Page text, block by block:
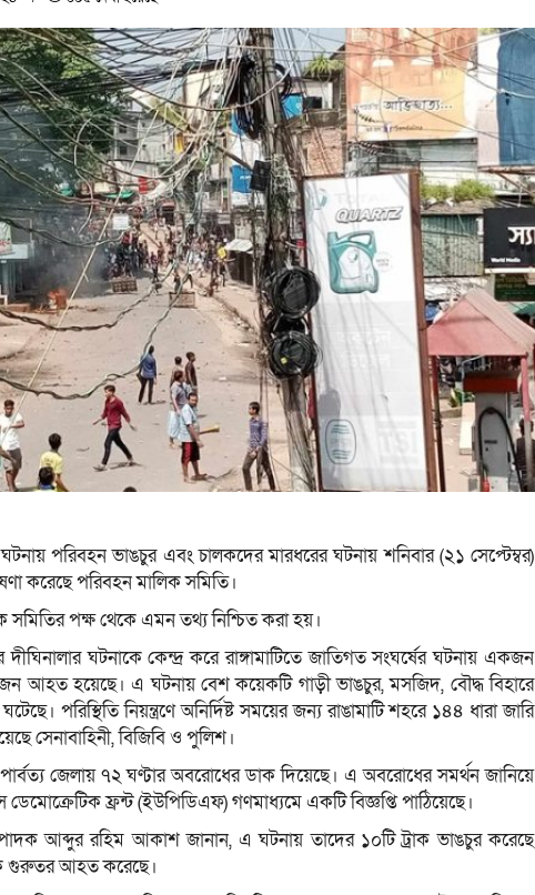
ঘটনায় পরিবহন ভাঙচুর এবং চালকদের মারধরের ঘটনায় শনিবার (২১ সেপ্টেম্বর)
করেছে পরিবহন মালিক সমিতি।
সমিতির পক্ষ থেকে এমন তথ্য নিশ্চিত করা হয়।
ঘটনাকে কেন্দ্র করে রাঙ্গামাটিতে জাতিগত সংঘর্ষের ঘটনায় একজন
আহত হয়েছে। এ ঘটনায় বেশ কয়েকটি গাড়ী ভাঙচুর, মসজিদ, বৌদ্ধ বিহারে
পরিস্থিতি নিয়ন্ত্রণে অনির্দিষ্ট সময়ের জন্য রাঙামাটি শহরে ১৪৪ ধারা জারি
সেনাবাহিনী, বিজিবি ও পুলিশ।
জেলায় ৭২ ঘণ্টার অবরোধের ডাক দিয়েছে। এ অবরোধের সমর্থন জানিয়ে
ফ্রন্ট (ইউপিডিএফ) গণমাধ্যমে একটি বিজ্ঞপ্তি পাঠিয়েছে।
আব্দুর রহিম আকাশ জানান, এ ঘটনায় তাদের ১০টি ট্রাক ভাঙচুর করেছে
গুরুতর আহত করেছে।